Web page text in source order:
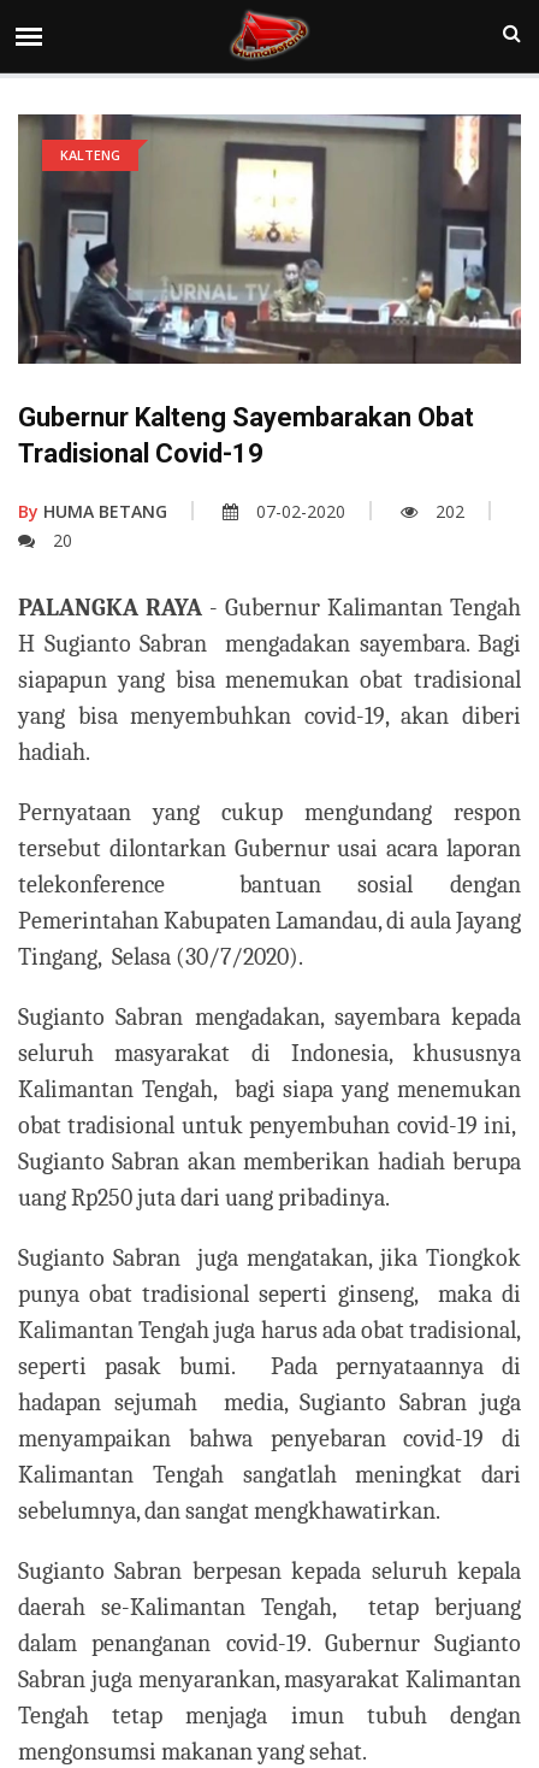
KALTENG
Gubernur Kalteng Sayembarakan Obat
Tradisional Covid-19
By HUMA BETANG 07-02-2020
202
20
PALANGKA RAYA - Gubernur Kalimantan Tengah
H Sugianto Sabran mengadakan sayembara. Bagi
siapapun yang bisa menemukan obat tradisional
yang bisa menyembuhkan covid-19, akan diberi
hadiah.
Pernyataan yang cukup mengundang respon
tersebut dilontarkan Gubernur usai acara laporan
telekonference bantuan sosial dengan
Pemerintahan Kabupaten Lamandau, di aula Jayang
Tingang, Selasa (30/7/2020).
Sugianto Sabran mengadakan, sayembara kepada
seluruh masyarakat di Indonesia, khususnya
Kalimantan Tengah, bagi siapa yang menemukan
obat tradisional untuk penyembuhan covid-19 ini,
Sugianto Sabran akan memberikan hadiah berupa
uang Rp250 juta dari uang pribadinya.
Sugianto Sabran juga mengatakan, jika Tiongkok
punya obat tradisional seperti ginseng, maka di
Kalimantan Tengah juga harus ada obat tradisional,
seperti pasak bumi. Pada pernyataannya di
hadapan sejumah media, Sugianto Sabran juga
menyampaikan bahwa penyebaran covid-19 di
Kalimantan Tengah sangatlah meningkat dari
sebelumnya, dan sangat mengkhawatirkan.
Sugianto Sabran berpesan kepada seluruh kepala
daerah se-Kalimantan Tengah, tetap berjuang
dalam penanganan covid-19. Gubernur Sugianto
Sabran juga menyarankan, masyarakat Kalimantan
Tengah tetap menjaga imun tubuh dengan
mengonsumsi makanan yang sehat.